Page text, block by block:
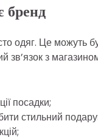
бренд
одяг. Це можуть
з
посадки;
стильний